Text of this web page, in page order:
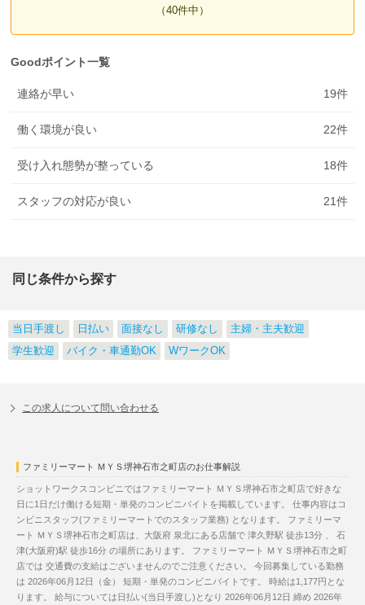
（40件中 ）
Goodポイント一覧
連絡が早い 19件
働く環境が良い 22件
受け入れ態勢が整っている 18件
スタッフの対応が良い 21件
同じ条件から探す
当日手渡し 日払い 面接なし 研修なし
主婦・主夫歓迎
学生歓迎
バイク・車通勤OK WワークOK
この求人について問い合わせる
ファミリーマート ＭＹＳ堺神石市之町店のお仕事解説
ショットワークスコンビニではファミリーマート ＭＹＳ堺神石市之町店で好きな
日に1日だけ働ける短期・単発のコンビニバイトを掲載しています。 仕事内容はコ
ンビニスタッフ(ファミリーマートでのスタッフ業務) となります。 ファミリーマ
ート ＭＹＳ堺神石市之町店は、大阪府 泉北にある店舗で 津久野駅 徒歩13分 、 石
津(大阪府)駅 徒歩16分 の場所にあります。 ファミリーマート ＭＹＳ堺神石市之町
店では 交通費の支給はございませんのでご注意ください。 今回募集している勤務
は 2026年06月12日（金） 短期・単発のコンビニバイトです。 時給は1,177円とな
ります。 給与については日払い(当日手渡し)となり 2026年06月12日 締め 2026年